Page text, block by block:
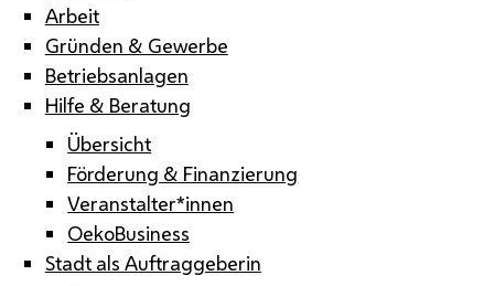
Arbeit
Gründen & Gewerbe
Betriebsanlagen
Hilfe & Beratung
Übersicht
Förderung & Finanzierung
Veranstalter*innen
OekoBusiness
Stadt als Auftraggeberin